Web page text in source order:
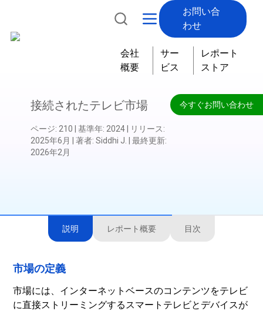
お問い合
わせ
会社
概要
サー
ビス
レポート
ストア
今すぐお問い合わせ
接続されたテレビ市場
ページ: 210 基準年: 2024 リリース:
2025年6月
著者: Siddhi J. 最終更新:
2026年2月
説明 レポート概要 目次
市場の定義
市場には、インターネットベースのコンテンツをテレビ
に直接ストリーミングするスマートテレビとデバイスが